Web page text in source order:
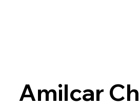
Amilcar